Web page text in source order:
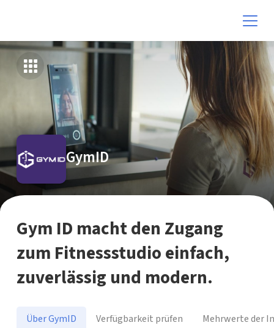
GymID
Gym ID macht den Zugang
zum Fitnessstudio einfach,
zuverlässig und modern.
Über GymID Verfügbarkeit prüfen Mehrwerte der